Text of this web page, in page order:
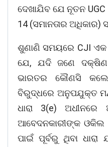
ଦେଖାଯିବ ଯେ ନୂତନ
14 (ସମାନତାର ଅଧିକାର)
ଶୁଣାଣି ସମୟରେ CJI
ଯେ, ଯଦି ଜଣେ ଦକ୍ଷିଣ
ଭାରତର କୌଣସି
ବିରୁଦ୍ଧରେ ଅନୁପଯୁକ୍ତ
ଧାରା 3(e)
ଆବେଦନକାରୀଙ୍କ ଓକିଲ
ପାଇଁ ପୂର୍ବରୁ ଥିବା